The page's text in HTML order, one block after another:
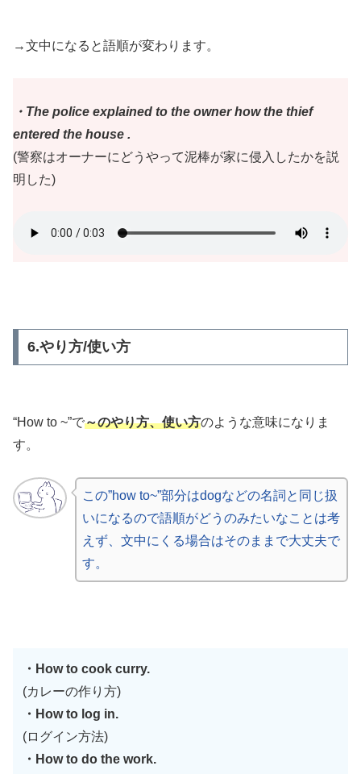
→文中になると語順が変わります。
・The police explained to the owner how the thief
entered the house .
(警察はオーナーにどうやって泥棒が家に侵入したかを説
明した)
6.やり方/使い方
“How to ~”で～のやり方、使い方のような意味になりま
す。
この”how to~”部分はdogなどの名詞と同じ扱
いになるので語順がどうのみたいなことは考
えず、文中にくる場合はそのままで大丈夫で
す。
・How to cook curry.
(カレーの作り方)
・How to log in.
(ログイン方法)
・How to do the work.